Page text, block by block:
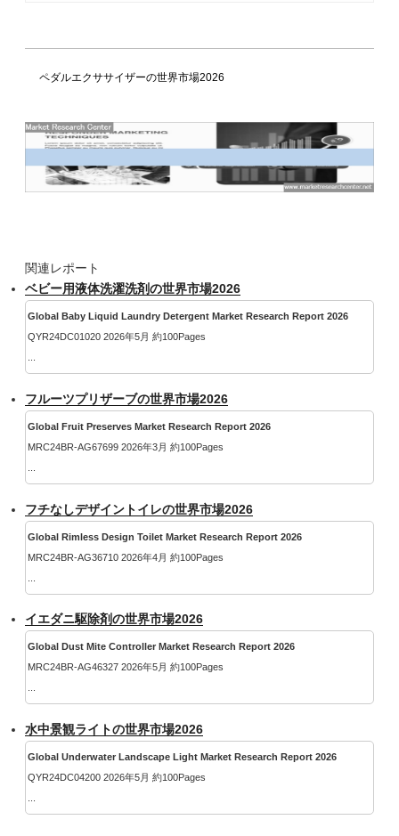
ペダルエクササイザーの世界市場2026
関連レポート
ベビー用液体洗濯洗剤の世界市場2026
Global Baby Liquid Laundry Detergent Market Research Report 2026
QYR24DC01020 2026年5月 約100Pages
フルーツプリザーブの世界市場2026
Global Fruit Preserves Market Research Report 2026
MRC24BR-AG67699 2026年3月 約100Pages
フチなしデザイントイレの世界市場2026
Global Rimless Design Toilet Market Research Report 2026
MRC24BR-AG36710 2026年4月 約100Pages
イエダニ駆除剤の世界市場2026
Global Dust Mite Controller Market Research Report 2026
MRC24BR-AG46327 2026年5月 約100Pages
水中景観ライトの世界市場2026
Global Underwater Landscape Light Market Research Report 2026
QYR24DC04200 2026年5月 約100Pages